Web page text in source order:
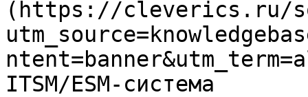
(https://cleverics.ru/
ITSM/ESM-система